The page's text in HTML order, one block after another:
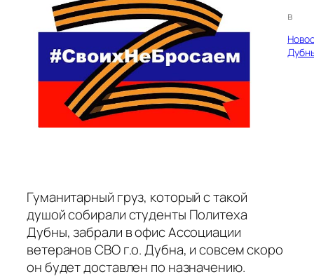
в
Гуманитарный груз, который с такой
душой собирали студенты Политеха
Дубны, забрали в офис Ассоциации
ветеранов СВО г.о. Дубна, и совсем скоро
он будет доставлен по назначению.